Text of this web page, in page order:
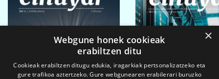
×
Webgune honek cookieak
erabiltzen ditu
Cookieak erabiltzen ditugu edukia, iragarkiak pertsonalizatzeko eta
gure trafikoa aztertzeko. Gure webgunearen erabilerari buruzko